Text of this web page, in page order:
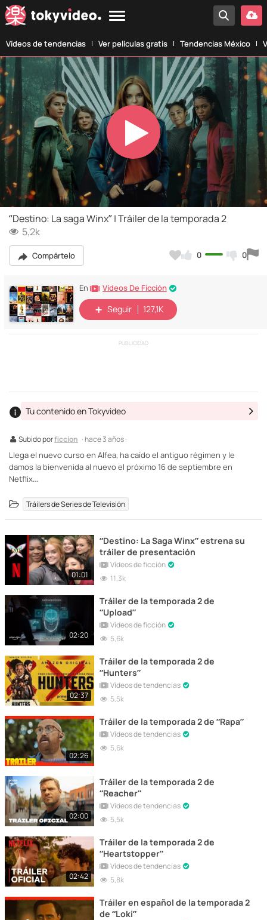
Vídeos de tendencias Ver películas gratis Tendencias México
Play
Video
“Destino: La saga Winx” | Tráiler de la temporada 2
5,2k
Compártelo 0 0
En Vídeos De Ficción
Seguir 127,1K
PUBLICIDAD
Subido porficcion · hace 3 años ·
Tu contenido en Tokyvideo
Llega el nuevo curso en Alfea, ha caído el antiguo régimen y le
damos la bienvenida al nuevo el próximo 16 de septiembre en
Netflix…
Tráilers de Series de Televisión
01:01
“Destino: La Saga Winx” estrena su
tráiler de presentación
Vídeos de ficción
11,3k
02:20
Tráiler de la temporada 2 de
“Upload”
Vídeos de ficción
5,6k
02:37
Tráiler de la temporada 2 de
“Hunters”
Vídeos de tendencias
5,5k
02:26
Tráiler de la temporada 2 de “Rapa”
Vídeos de tendencias
5,6k
02:00
Tráiler de la temporada 2 de
“Reacher”
Vídeos de tendencias
5,5k
02:42
Tráiler de la temporada 2 de
“Heartstopper”
Vídeos de tendencias
5,8k
Tráiler en español de la temporada 2
de “Loki”